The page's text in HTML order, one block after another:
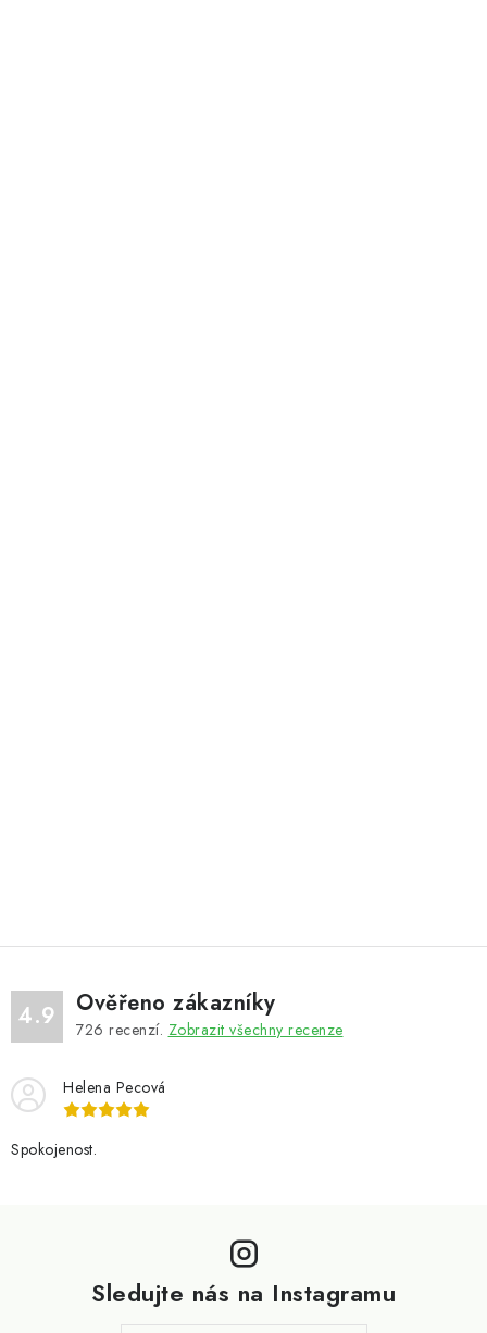
4.9 Ověřeno zákazníky
726 recenzí. Zobrazit všechny recenze
Helena Pecová
Spokojenost.
Sledujte nás na Instagramu